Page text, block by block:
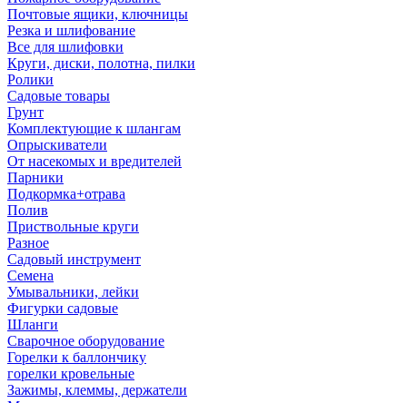
Почтовые ящики, ключницы
Резка и шлифование
Все для шлифовки
Круги, диски, полотна, пилки
Ролики
Садовые товары
Грунт
Комплектующие к шлангам
Опрыскиватели
От насекомых и вредителей
Парники
Подкормка+отрава
Полив
Приствольные круги
Разное
Садовый инструмент
Семена
Умывальники, лейки
Фигурки садовые
Шланги
Сварочное оборудование
Горелки к баллончику
горелки кровельные
Зажимы, клеммы, держатели